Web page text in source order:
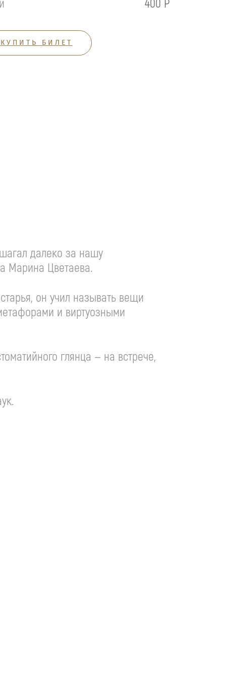
400 Р
КУПИТЬ БИЛЕТ
далеко за нашу
Марина Цветаева.
он учил называть вещи
и виртуозными
глянца — на встрече,